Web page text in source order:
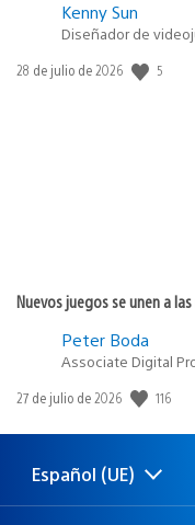
Kenny Sun
Diseñador de
Fecha
28 de julio de 2026 5
Nuevos juegos se unen a
Peter Boda
Associate Digital
Fecha
publicación:
27 de julio de 2026 116
Selecciona
una
Región
actual:
Español (UE)